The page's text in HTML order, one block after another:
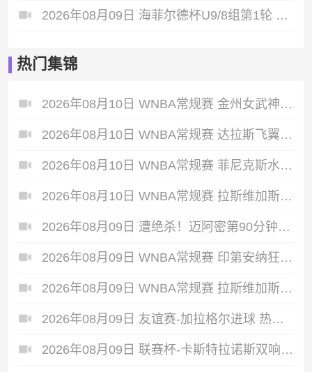
2026年08月09日 海菲尔德杯U9/8组第1轮 光明城足球俱乐部虎队U8 VS 昌江山海户外足球俱乐部 全场录像
热门集锦
2026年08月10日 WNBA常规赛 金州女武神 84 - 78 洛杉矶火花 全场集锦
2026年08月10日 WNBA常规赛 达拉斯飞翼 90 - 103 明尼苏达山猫 全场集锦
2026年08月10日 WNBA常规赛 菲尼克斯水星 75 - 95 华盛顿神秘人 全场集锦
2026年08月10日 WNBA常规赛 拉斯维加斯王牌 71 - 111 纽约自由人 全场集锦
2026年08月09日 遭绝杀！迈阿密第90分钟丢球1-2蒙特雷 德保罗破门展示梅西球衣
2026年08月09日 WNBA常规赛 印第安纳狂热 90 - 86 芝加哥天空 全场集锦
2026年08月09日 WNBA常规赛 拉斯维加斯王牌 87 - 98 明尼苏达山猫 全场集锦
2026年08月09日 友谊赛-加拉格尔进球 热刺1-1赫塔费
2026年08月09日 联赛杯-卡斯特拉诺斯双响 西汉姆联3-1朴茨茅斯